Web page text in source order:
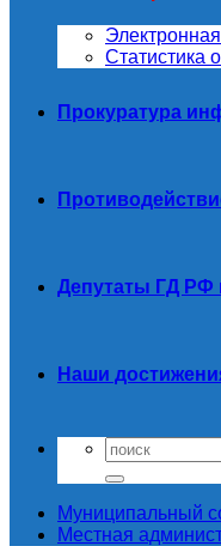
Статистика
Прокуратура
Депутаты ГД РФ
Наши
Муниципальный
Местная